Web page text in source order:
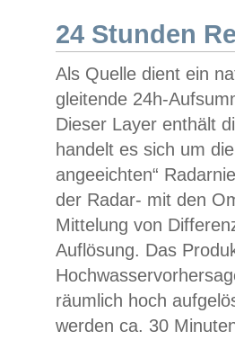
24 Stunden
Als Quelle dient ein
gleitende 24h-
Dieser Layer enthält
handelt es sich um
angeeichten“
der Radar- mit den
Mittelung von
Auflösung. Das
räumlich hoch
werden ca. 30